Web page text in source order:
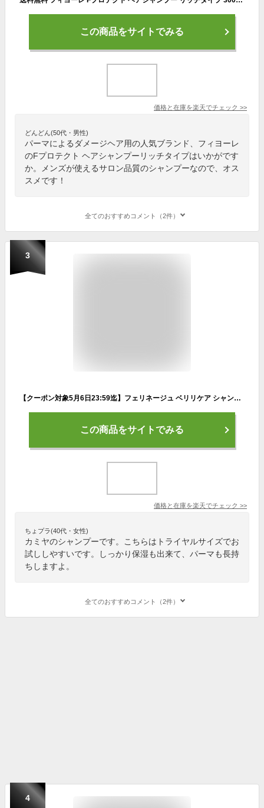
この商品をサイトでみる
価格と在庫を楽天でチェック >>
どんどん(50代・男性)
パーマによるダメージヘア用の人気ブランド、フィヨーレ
のFプロテクト ヘアシャンプーリッチタイプはいかがです
か。メンズが使えるサロン品質のシャンプーなので、オス
スメです！
全てのおすすめコメント（2件）
3
【クーポン対象5月6日23:59迄】フェリネージュ ベリリケア シャンプー 300ml|アミノ酸系 弱酸性 シャンプー 補修 保護 保湿 パーマヘア カラーヘア カラーケア ダメージヘア ダメージケア 潤い ボトル 本体 トライアル お試し ヘアケア
この商品をサイトでみる
価格と在庫を楽天でチェック >>
ちょプラ(40代・女性)
カミヤのシャンプーです。こちらはトライヤルサイズでお
試ししやすいです。しっかり保湿も出来て、パーマも長持
ちしますよ。
全てのおすすめコメント（2件）
4